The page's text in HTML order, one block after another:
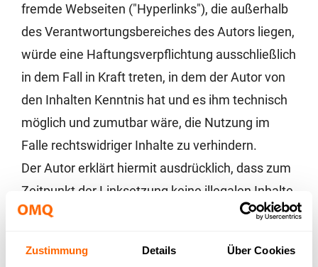
Zustimmung Details Über Cookies
fremde Webseiten ("Hyperlinks"), die außerhalb
des Verantwortungsbereiches des Autors liegen,
würde eine Haftungsverpflichtung ausschließlich
in dem Fall in Kraft treten, in dem der Autor von
den Inhalten Kenntnis hat und es ihm technisch
möglich und zumutbar wäre, die Nutzung im
Falle rechtswidriger Inhalte zu verhindern.
Der Autor erklärt hiermit ausdrücklich, dass zum
Zeitpunkt der Linksetzung keine illegalen Inhalte
auf den zu verlinkenden Seiten erkennbar waren.
Inhalte oder die Urheberschaft der